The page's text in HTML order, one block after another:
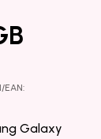
EAN:
Galaxy